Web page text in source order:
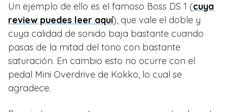
Un ejemplo de ello es el famoso Boss DS 1 (cuya
review puedes leer aquí), que vale el doble y
cuya calidad de sonido baja bastante cuando
pasas de la mitad del tono con bastante
saturación. En cambio esto no ocurre con el
pedal Mini Overdrive de Kokko, lo cual se
agradece.